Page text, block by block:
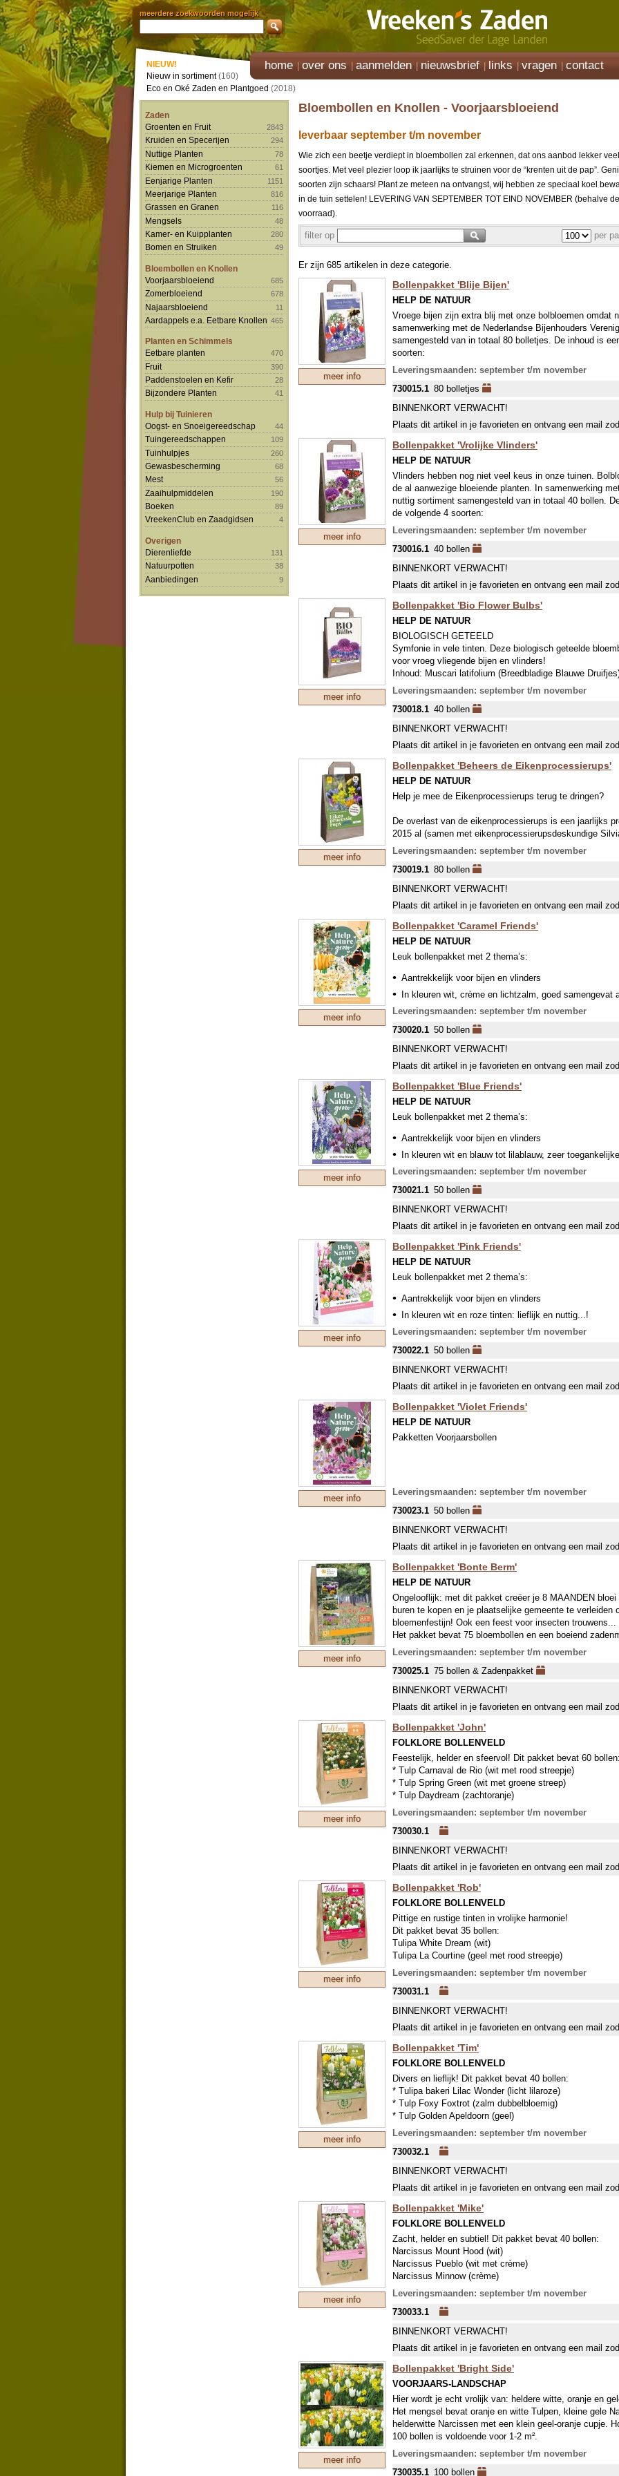
meerdere zoekwoorden mogelijk
home over ons aanmelden nieuwsbrief links vragen contact
NIEUW!
Nieuw in sortiment(160)
Eco en Oké Zaden en Plantgoed (2018)
Zaden
Groenten en Fruit
2843
Kruiden en Specerijen 294
Nuttige Planten 78
Kiemen en Microgroenten 61
Eenjarige Planten 1151
Meerjarige Planten 816
Grassen en Granen 116
Mengsels 48
Kamer- en Kuipplanten 280
Bomen en Struiken 49
Bloembollen en Knollen
Voorjaarsbloeiend
685
Zomerbloeiend 678
Najaarsbloeiend 11
Aardappels e.a. Eetbare Knollen 465
Planten en Schimmels
Eetbare planten
470
Fruit 390
Paddenstoelen en Kefir 28
Bijzondere Planten 41
Hulp bij Tuinieren
Oogst- en Snoeigereedschap
44
Tuingereedschappen 109
Tuinhulpjes 260
Gewasbescherming 68
Mest 56
Zaaihulpmiddelen 190
Boeken 89
VreekenClub en Zaadgidsen 4
Overigen
Dierenliefde
131
Natuurpotten 38
Aanbiedingen 9
Bloembollen en Knollen - Voorjaarsbloeiend
leverbaar september t/m november
Wie zich een beetje verdiept in bloembollen zal erkennen, dat ons aanbod lekker
soortjes. Met veel plezier loop ik jaarlijks te struinen voor de “krenten uit de pap”.
soorten zijn schaars! Plant ze meteen na ontvangst, wij hebben ze speciaal koel
in de tuin settelen! LEVERING VAN SEPTEMBER TOT EIND NOVEMBER (behalve
voorraad).
filter op per
Er zijn 685 artikelen in deze categorie.
meer info
Bollenpakket 'Blije Bijen'
HELP DE NATUUR
Vroege bijen zijn extra blij met onze bolbloemen omdat
samenwerking met de Nederlandse Bijenhouders
samengesteld van in totaal 80 bolletjes. De inhoud is
soorten:
Anemone blanda Blue Shades
Chionodoxa lucilae
Crocus Tommasinianus Ruby Giant
Muscari armeniacum
Tulipa linifolia
Leveringsmaanden: september t/m november
730015.1 80 bolletjes
BINNENKORT VERWACHT!
Plaats dit artikel in je favorieten en ontvang een mail
meer info
Bollenpakket 'Vrolijke Vlinders'
HELP DE NATUUR
Vlinders hebben nog niet veel keus in onze tuinen.
de al aanwezige bloeiende planten. In samenwerking
nuttig sortiment samengesteld van in totaal 40 bollen.
de volgende 4 soorten:
Allium nigrum
Allium Purple Sensation
Allium sphaerocephalon
Nectaroscordum siculum
Leveringsmaanden: september t/m november
730016.1 40 bollen
BINNENKORT VERWACHT!
Plaats dit artikel in je favorieten en ontvang een mail
meer info
Bollenpakket 'Bio Flower Bulbs'
HELP DE NATUUR
BIOLOGISCH GETEELD
Symfonie in vele tinten. Deze biologisch geteelde
voor vroeg vliegende bijen en vlinders!
Inhoud: Muscari latifolium (Breedbladige Blauwe
Krokussen), Crocus Grand Maitre (Lichtblauwe
Witgestreepte Krokussen), Chionodoxa Pink Giant
(Buishyacint), Scilla siberica (Oosterse Sterhyacint),
Narcis) en Fritillaria uva-vulpis (Vossedruif).
Leveringsmaanden: september t/m november
730018.1 40 bollen
BINNENKORT VERWACHT!
Plaats dit artikel in je favorieten en ontvang een mail
meer info
Bollenpakket 'Beheers de Eikenprocessierups'
HELP DE NATUUR
Help je mee de Eikenprocessierups terug te dringen?
De overlast van de eikenprocessierups is een jaarlijks
2015 al (samen met eikenprocessierupsdeskundige
bestrijding van de eikenprocessierups. Het geheim is:
eikenprocessierups d.m.v. het planten van
De kweker heeft speciaal hiervoor een bollenmengsel
rondom eikenbomen worden de gaasvlieg, sluipwesp,
waarna deze vijanden de rups kunnen bestrijden.
De bloembollen uit de pakketten bloeien vroeg in het
vroeg in het seizoen geactiveerd worden. Het is
Leveringsmaanden: september t/m november
730019.1 80 bollen
BINNENKORT VERWACHT!
Plaats dit artikel in je favorieten en ontvang een mail
meer info
Bollenpakket 'Caramel Friends'
HELP DE NATUUR
Leuk bollenpakket met 2 thema’s:
Aantrekkelijk voor bijen en vlinders
In kleuren wit, crème en lichtzalm, goed samengevat
De hoogte van de 50 bollen varieert van 10-90 cm en
Leveringsmaanden: september t/m november
730020.1 50 bollen
BINNENKORT VERWACHT!
Plaats dit artikel in je favorieten en ontvang een mail
meer info
Bollenpakket 'Blue Friends'
HELP DE NATUUR
Leuk bollenpakket met 2 thema’s:
Aantrekkelijk voor bijen en vlinders
In kleuren wit en blauw tot lilablauw, zeer
De hoogte van de 50 bollen varieert van 10-60 cm en
Leveringsmaanden: september t/m november
730021.1 50 bollen
BINNENKORT VERWACHT!
Plaats dit artikel in je favorieten en ontvang een mail
meer info
Bollenpakket 'Pink Friends'
HELP DE NATUUR
Leuk bollenpakket met 2 thema’s:
Aantrekkelijk voor bijen en vlinders
In kleuren wit en roze tinten: lieflijk en nuttig...!
De hoogte van de 50 bollen varieert van 10-60 cm en
Leveringsmaanden: september t/m november
730022.1 50 bollen
BINNENKORT VERWACHT!
Plaats dit artikel in je favorieten en ontvang een mail
meer info
Bollenpakket 'Violet Friends'
HELP DE NATUUR
Pakketten Voorjaarsbollen
Leveringsmaanden: september t/m november
730023.1 50 bollen
BINNENKORT VERWACHT!
Plaats dit artikel in je favorieten en ontvang een mail
meer info
Bollenpakket 'Bonte Berm'
HELP DE NATUUR
Ongelooflijk: met dit pakket creëer je 8 MAANDEN
buren te kopen en je plaatselijke gemeente te
bloemenfestijn! Ook een feest voor insecten trouwens...
Het pakket bevat 75 bloembollen en een boeiend
Leveringsmaanden: september t/m november
730025.1 75 bollen & Zadenpakket
BINNENKORT VERWACHT!
Plaats dit artikel in je favorieten en ontvang een mail
meer info
Bollenpakket 'John'
FOLKLORE BOLLENVELD
Feestelijk, helder en sfeervol! Dit pakket bevat 60 bollen:
* Tulp Carnaval de Rio (wit met rood streepje)
* Tulp Spring Green (wit met groene streep)
* Tulp Daydream (zachtoranje)
* Tulp Mount Tacoma (dubbelbloemig wit)
* Narcis Triandrus Thalia (wit)
* Narcis Geranium (wit met oranje cupje)
Of soorten met dezelfde kleur.
Leveringsmaanden: september t/m november
730030.1
BINNENKORT VERWACHT!
Plaats dit artikel in je favorieten en ontvang een mail
meer info
Bollenpakket 'Rob'
FOLKLORE BOLLENVELD
Pittige en rustige tinten in vrolijke harmonie!
Dit pakket bevat 35 bollen:
Tulipa White Dream (wit)
Tulipa La Courtine (geel met rood streepje)
Tulipa Carnaval de Rio (wit met rood streepje)
Tulipa Pieter de Leur (dieprood)
Tulipa Merlot (donkerpurper)
Tulipa White Triumphator (wit)
Of rassen, die dezelfde kleur hebben.
Leveringsmaanden: september t/m november
730031.1
BINNENKORT VERWACHT!
Plaats dit artikel in je favorieten en ontvang een mail
meer info
Bollenpakket 'Tim'
FOLKLORE BOLLENVELD
Divers en lieflijk! Dit pakket bevat 40 bollen:
* Tulipa bakeri Lilac Wonder (licht lilaroze)
* Tulp Foxy Foxtrot (zalm dubbelbloemig)
* Tulp Golden Apeldoorn (geel)
* Tulp Exotic Emperor (wit met groen, dubbelbloemig)
* Tulp Hakuun (helderwit)
* Hyacint City of Harlem (zachtgeel)
Of soorten met dezelfde kleur.
Leveringsmaanden: september t/m november
730032.1
BINNENKORT VERWACHT!
Plaats dit artikel in je favorieten en ontvang een mail
meer info
Bollenpakket 'Mike'
FOLKLORE BOLLENVELD
Zacht, helder en subtiel! Dit pakket bevat 40 bollen:
Narcissus Mount Hood (wit)
Narcissus Pueblo (wit met crème)
Narcissus Minnow (crème)
Tulipa Pink Impression (zilverroze)
Tulipa Hakuun (wit)
Tulipa White Triumphator (wit)
(Of soorten met dezelfde kleur)
Leveringsmaanden: september t/m november
730033.1
BINNENKORT VERWACHT!
Plaats dit artikel in je favorieten en ontvang een mail
meer info
Bollenpakket 'Bright Side'
VOORJAARS-LANDSCHAP
Hier wordt je echt vrolijk van: heldere witte, oranje en
Het mengsel bevat oranje en witte Tulpen, kleine gele
helderwitte Narcissen met een klein geel-oranje cupje.
100 bollen is voldoende voor 1-2 m².
Leveringsmaanden: september t/m november
730035.1 100 bollen